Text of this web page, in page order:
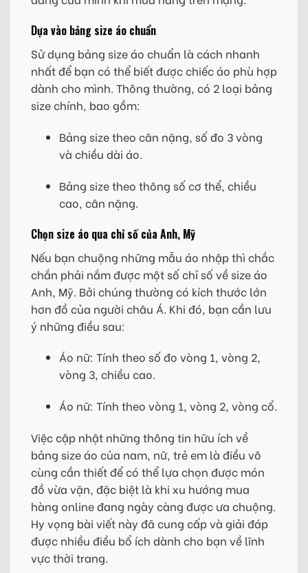
Dựa vào bảng size áo chuẩn
Sử dụng bảng size áo chuẩn là cách nhanh
nhất để bạn có thể biết được chiếc áo phù hợp
dành cho mình. Thông thường, có 2 loại bảng
size chính, bao gồm:
Bảng size theo cân nặng, số đo 3 vòng
và chiều dài áo.
Bảng size theo thông số cơ thể, chiều
cao, cân nặng.
Chọn size áo qua chỉ số của Anh, Mỹ
Nếu bạn chuộng những mẫu áo nhập thì chắc
chắn phải nắm được một số chỉ số về size áo
Anh, Mỹ. Bởi chúng thường có kích thước lớn
hơn đồ của người châu Á. Khi đó, bạn cần lưu
ý những điều sau:
Áo nữ: Tính theo số đo vòng 1, vòng 2,
vòng 3, chiều cao.
Áo nữ: Tính theo vòng 1, vòng 2, vòng cổ.
Việc cập nhật những thông tin hữu ích về
bảng size áo của nam, nữ, trẻ em là điều vô
cùng cần thiết để có thể lựa chọn được món
đồ vừa vặn, đặc biệt là khi xu hướng mua
hàng online đang ngày càng được ưa chuộng.
Hy vọng bài viết này đã cung cấp và giải đáp
được nhiều điều bổ ích dành cho bạn về lĩnh
vực thời trang.